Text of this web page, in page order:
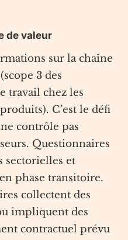
de valeur
sur la chaîne
3 des
travail chez les
C’est le défi
contrôle pas
Questionnaires
sectorielles et
phase transitoire.
collectent des
impliquent des
contractuel prévu